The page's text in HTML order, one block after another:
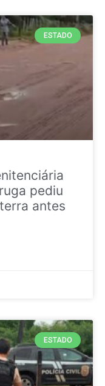
ESTADO
pediu
antes
ESTADO